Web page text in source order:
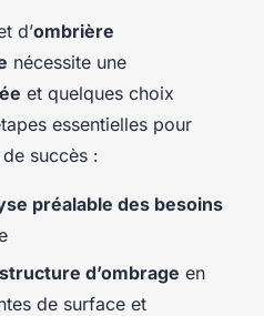
d’ombrière
nécessite une
et quelques choix
essentielles pour
succès :
préalable des besoins
structure d’ombrage en
de surface et